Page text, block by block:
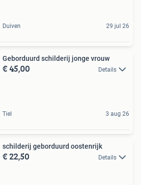
Duiven 29 jul 26
Geborduurd schilderij jonge vrouw
€ 45,00 Details
Tiel 3 aug 26
schilderij geborduurd oostenrijk
€ 22,50 Details